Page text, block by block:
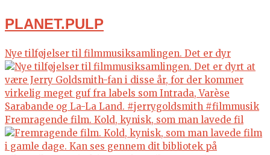
PLANET.PULP
Nye tilføjelser til filmmusiksamlingen. Det er dyr
Fremragende film. Kold, kynisk, som man lavede fil